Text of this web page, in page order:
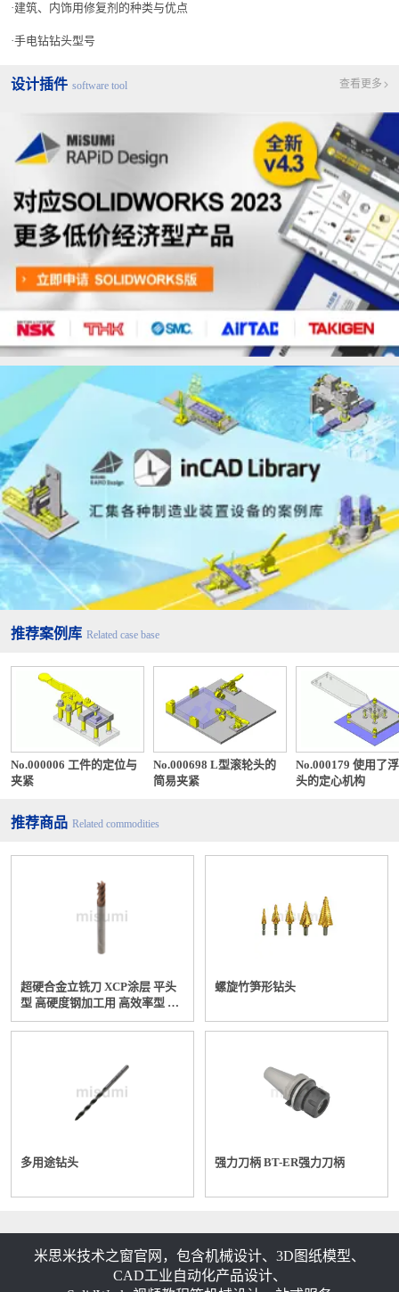
建筑、内饰用修复剂的种类与优点
手电钻钻头型号
设计插件 software tool 查看更多
推荐案例库 Related case base
No.000006 工件的定位与
夹紧
No.000698 L型滚轮头的
简易夹紧
No.000179 使用了
头的定心机构
推荐商品 Related commodities
超硬合金立铣刀 XCP涂层 平头
型 高硬度钢加工用 高效率型 4
刃 短刃型 标准刃长型
螺旋竹笋形钻头
多用途钻头 强力刀柄 BT-ER强力刀柄
米思米技术之窗官网，包含机械设计、3D图纸模型、
CAD工业自动化产品设计、